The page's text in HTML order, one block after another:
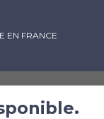
EN FRANCE